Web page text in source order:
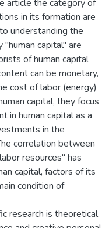
article the category of
in its formation are
understanding the
capital" are
of human capital
can be monetary,
cost of labor (energy)
capital, they focus
in human capital as a
in the
correlation between
resources" has
capital, factors of its
condition of
research is theoretical